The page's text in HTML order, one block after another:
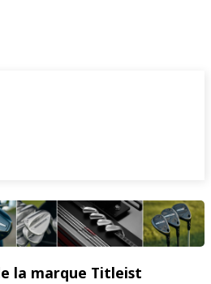
la marque Titleist